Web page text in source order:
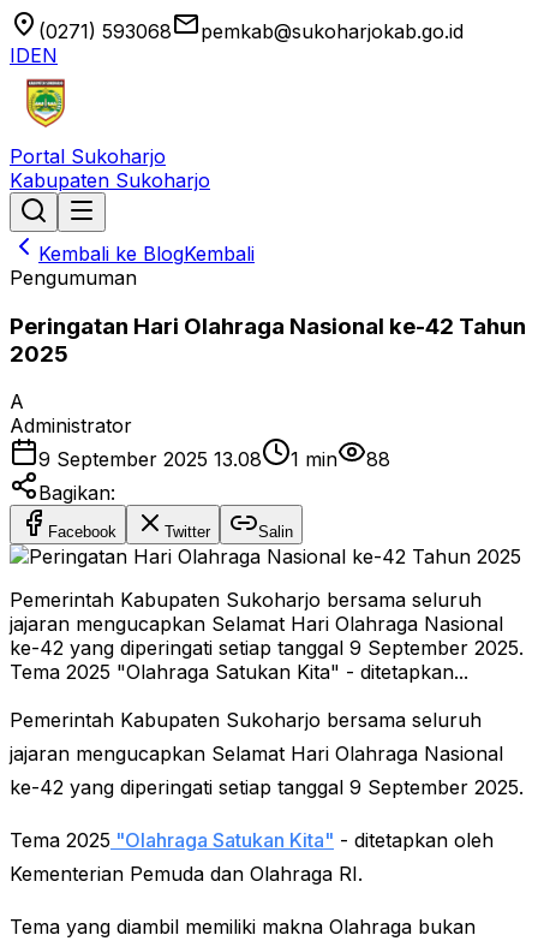
location_on (0271) 593068emailpemkab@sukoharjokab.go.id
IDEN
Portal Sukoharjo
Kabupaten Sukoharjo
Kembali ke BlogKembali
Pengumuman
Peringatan Hari Olahraga Nasional ke-42 Tahun
2025
A
Administrator
9 September 2025 13.08
1 min
88
Bagikan:
Facebook Twitter Salin
Pemerintah Kabupaten Sukoharjo bersama seluruh
jajaran mengucapkan Selamat Hari Olahraga Nasional
ke-42 yang diperingati setiap tanggal 9 September 2025.
Tema 2025 "Olahraga Satukan Kita" - ditetapkan...
Pemerintah Kabupaten Sukoharjo bersama seluruh
jajaran mengucapkan Selamat Hari Olahraga Nasional
ke-42 yang diperingati setiap tanggal 9 September 2025.
Tema 2025 "Olahraga Satukan Kita" - ditetapkan oleh
Kementerian Pemuda dan Olahraga RI.
Tema yang diambil memiliki makna Olahraga bukan